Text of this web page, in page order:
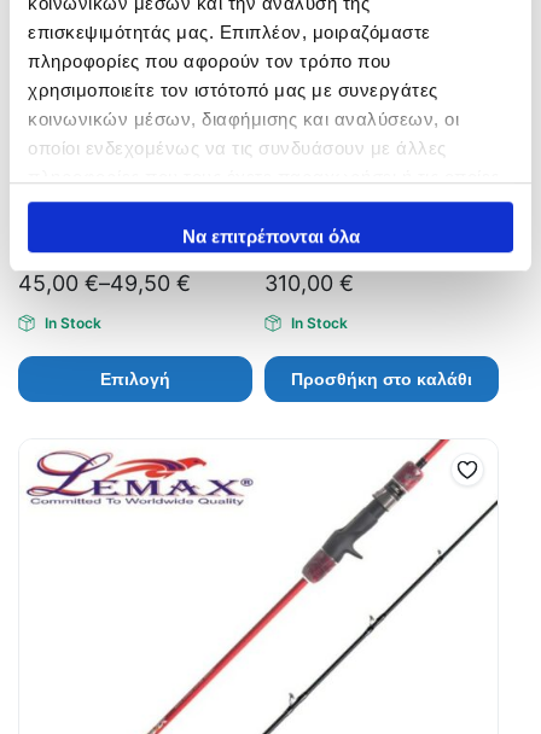
επισκεψιμότητάς μας. Επιπλέον, μοιραζόμαστε
πληροφορίες που αφορούν τον τρόπο που
χρησιμοποιείτε τον ιστότοπό μας με συνεργάτες
κοινωνικών μέσων, διαφήμισης και αναλύσεων, οι
οποίοι ενδεχομένως να τις συνδυάσουν με άλλες
έχουν συλλέξει σε σχέση με την από μέρους σας χρήση
των υπηρεσιών τους.Να επιτρέπονται όλα
MEGAFORCE Boat
45,00 €–49,50 €
In Stock
Επιλογή
XZOGA Taka JI 5715
310,00 €
In Stock
Προσθήκη στο καλάθι